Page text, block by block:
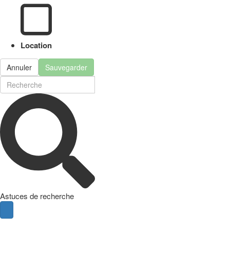
Location
Annuler Sauvegarder
Astuces de recherche